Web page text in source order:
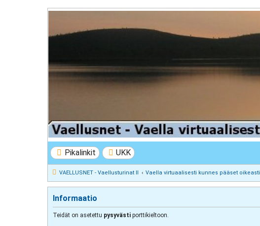
VAELLUSNET - Vaellusturinat II
Keskustelua vaeltamisesta ja Lapista
Pikalinkit UKK
VAELLUSNET - Vaellusturinat II Vaella virtuaalisesti kunnes pääset oikeasti
Informaatio
Teidät on asetettu pysyvästi porttikieltoon.